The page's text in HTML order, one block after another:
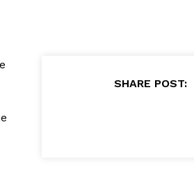
SHARE POST: